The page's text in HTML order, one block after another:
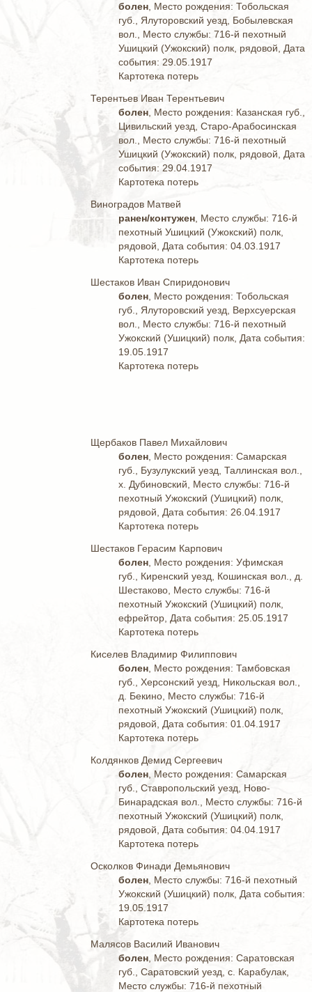
болен , Место рождения: Тобольская
губ., Ялуторовский уезд, Бобылевская
вол., Место службы: 716-й пехотный
Ушицкий (Ужокский) полк, рядовой, Дата
события: 29.05.1917
Картотека потерь
Терентьев Иван Терентьевич
болен , Место рождения: Казанская губ.,
Цивильский уезд, Старо-Арабосинская
вол., Место службы: 716-й пехотный
Ушицкий (Ужокский) полк, рядовой, Дата
события: 29.04.1917
Картотека потерь
Виноградов Матвей
ранен/контужен , Место службы: 716-й
пехотный Ушицкий (Ужокский) полк,
рядовой, Дата события: 04.03.1917
Картотека потерь
Шестаков Иван Спиридонович
болен , Место рождения: Тобольская
губ., Ялуторовский уезд, Верхсуерская
вол., Место службы: 716-й пехотный
Ужокский (Ушицкий) полк, Дата события:
19.05.1917
Картотека потерь
Щербаков Павел Михайлович
болен , Место рождения: Самарская
губ., Бузулукский уезд, Таллинская вол.,
х. Дубиновский, Место службы: 716-й
пехотный Ужокский (Ушицкий) полк,
рядовой, Дата события: 26.04.1917
Картотека потерь
Шестаков Герасим Карпович
болен , Место рождения: Уфимская
губ., Киренский уезд, Кошинская вол., д.
Шестаково, Место службы: 716-й
пехотный Ужокский (Ушицкий) полк,
ефрейтор, Дата события: 25.05.1917
Картотека потерь
Киселев Владимир Филиппович
болен , Место рождения: Тамбовская
губ., Херсонский уезд, Никольская вол.,
д. Бекино, Место службы: 716-й
пехотный Ужокский (Ушицкий) полк,
рядовой, Дата события: 01.04.1917
Картотека потерь
Колдянков Демид Сергеевич
болен , Место рождения: Самарская
губ., Ставропольский уезд, Ново-
Бинарадская вол., Место службы: 716-й
пехотный Ужокский (Ушицкий) полк,
рядовой, Дата события: 04.04.1917
Картотека потерь
Осколков Финади Демьянович
болен , Место службы: 716-й пехотный
Ужокский (Ушицкий) полк, Дата события:
19.05.1917
Картотека потерь
Малясов Василий Иванович
болен , Место рождения: Саратовская
губ., Саратовский уезд, с. Карабулак,
Место службы: 716-й пехотный